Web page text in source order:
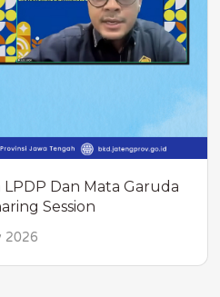
Dan Mata Garuda
Session
2026